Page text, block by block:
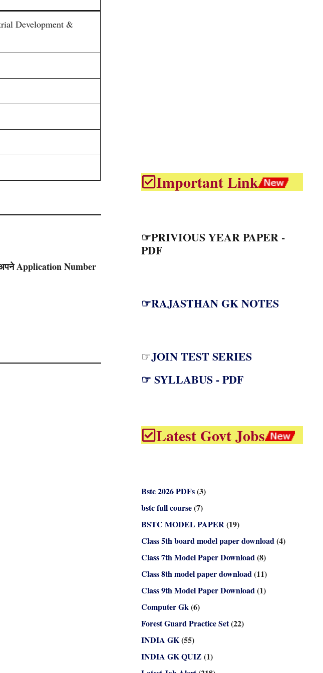
Development &
Application Number
Important Link
☞PRIVIOUS YEAR PAPER -
PDF
☞RAJASTHAN GK NOTES
☞JOIN TEST SERIES
☞ SYLLABUS - PDF
Latest Govt Jobs
Bstc 2026 PDFs(3)
bstc full course(7)
BSTC MODEL PAPER(19)
Class 5th board model paper download(4)
Class 7th Model Paper Download(8)
Class 8th model paper download(11)
Class 9th Model Paper Download(1)
Computer Gk(6)
Forest Guard Practice Set(22)
INDIA GK(55)
INDIA GK QUIZ (1)